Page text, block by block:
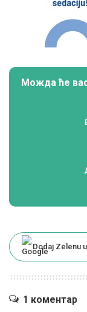
Можда ће
Dodaj Zelenu
1 коментар